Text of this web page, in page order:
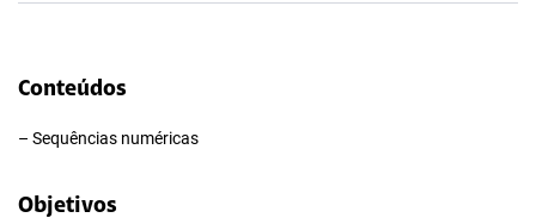
Conteúdos
– Sequências numéricas
Objetivos